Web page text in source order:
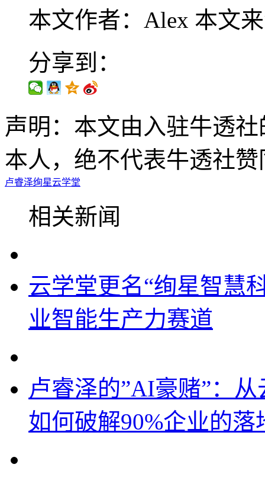
本文作者：Alex 本文
分享到：
声明：本文由入驻牛透
本人，绝不代表牛透社
卢睿泽绚星云学堂
相关新闻
云学堂更名“绚星智慧
业智能生产力赛道
卢睿泽的”AI豪赌”：
如何破解90%企业的落